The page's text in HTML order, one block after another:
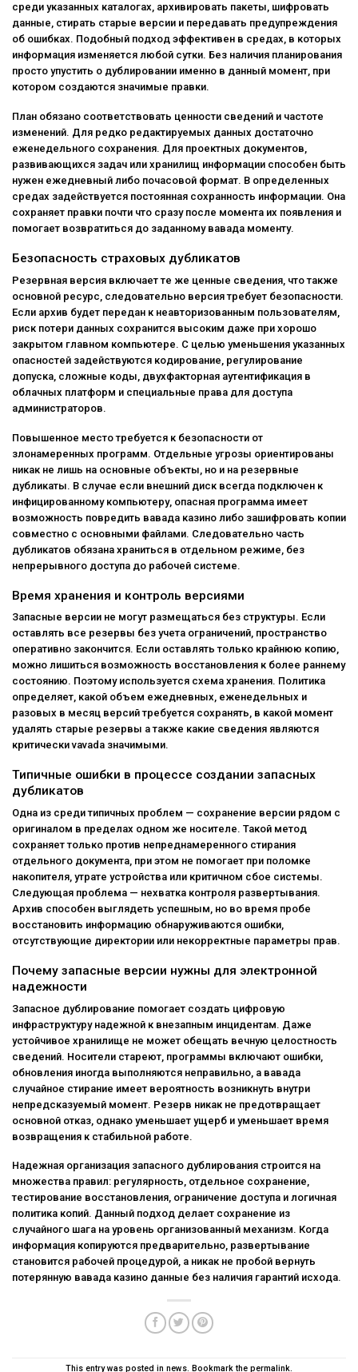
среди указанных каталогах, архивировать пакеты, шифровать
данные, стирать старые версии и передавать предупреждения
об ошибках. Подобный подход эффективен в средах, в которых
информация изменяется любой сутки. Без наличия планирования
просто упустить о дублировании именно в данный момент, при
котором создаются значимые правки.
План обязано соответствовать ценности сведений и частоте
изменений. Для редко редактируемых данных достаточно
еженедельного сохранения. Для проектных документов,
развивающихся задач или хранилищ информации способен быть
нужен ежедневный либо почасовой формат. В определенных
средах задействуется постоянная сохранность информации. Она
сохраняет правки почти что сразу после момента их появления и
помогает возвратиться до заданному вавада моменту.
Безопасность страховых дубликатов
Резервная версия включает те же ценные сведения, что также
основной ресурс, следовательно версия требует безопасности.
Если архив будет передан к неавторизованным пользователям,
риск потери данных сохранится высоким даже при хорошо
закрытом главном компьютере. С целью уменьшения указанных
опасностей задействуются кодирование, регулирование
допуска, сложные коды, двухфакторная аутентификация в
облачных платформ и специальные права для доступа
администраторов.
Повышенное место требуется к безопасности от
злонамеренных программ. Отдельные угрозы ориентированы
никак не лишь на основные объекты, но и на резервные
дубликаты. В случае если внешний диск всегда подключен к
инфицированному компьютеру, опасная программа имеет
возможность повредить вавада казино либо зашифровать копии
совместно с основными файлами. Следовательно часть
дубликатов обязана храниться в отдельном режиме, без
непрерывного доступа до рабочей системе.
Время хранения и контроль версиями
Запасные версии не могут размещаться без структуры. Если
оставлять все резервы без учета ограничений, пространство
оперативно закончится. Если оставлять только крайнюю копию,
можно лишиться возможность восстановления к более раннему
состоянию. Поэтому используется схема хранения. Политика
определяет, какой объем ежедневных, еженедельных и
разовых в месяц версий требуется сохранять, в какой момент
удалять старые резервы а также какие сведения являются
критически vavada значимыми.
Типичные ошибки в процессе создании запасных
дубликатов
Одна из среди типичных проблем — сохранение версии рядом с
оригиналом в пределах одном же носителе. Такой метод
сохраняет только против непреднамеренного стирания
отдельного документа, при этом не помогает при поломке
накопителя, утрате устройства или критичном сбое системы.
Следующая проблема — нехватка контроля развертывания.
Архив способен выглядеть успешным, но во время пробе
восстановить информацию обнаруживаются ошибки,
отсутствующие директории или некорректные параметры прав.
Почему запасные версии нужны для электронной
надежности
Запасное дублирование помогает создать цифровую
инфраструктуру надежной к внезапным инцидентам. Даже
устойчивое хранилище не может обещать вечную целостность
сведений. Носители стареют, программы включают ошибки,
обновления иногда выполняются неправильно, а вавада
случайное стирание имеет вероятность возникнуть внутри
непредсказуемый момент. Резерв никак не предотвращает
основной отказ, однако уменьшает ущерб и уменьшает время
возвращения к стабильной работе.
Надежная организация запасного дублирования строится на
множества правил: регулярность, отдельное сохранение,
тестирование восстановления, ограничение доступа и логичная
политика копий. Данный подход делает сохранение из
случайного шага на уровень организованный механизм. Когда
информация копируются предварительно, развертывание
становится рабочей процедурой, а никак не пробой вернуть
потерянную вавада казино данные без наличия гарантий исхода.
This entry was posted in news. Bookmark the permalink.